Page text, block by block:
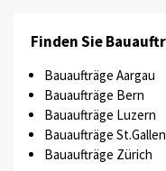
Finden Sie
Bauaufträge Aargau
Bauaufträge Bern
Bauaufträge Luzern
Bauaufträge St.Gallen
Bauaufträge Zürich